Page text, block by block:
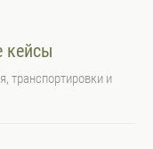
кейсы
транспортировки и